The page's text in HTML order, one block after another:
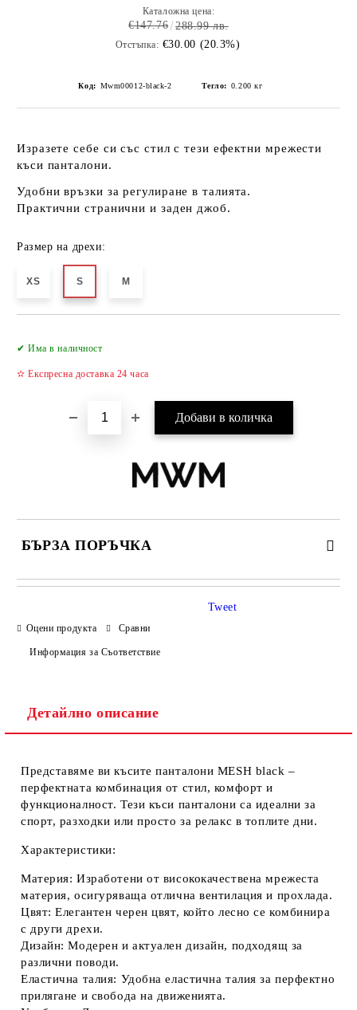
Каталожна цена:
€147.76 288.99 лв.
Отстъпка: €30.00 (20.3%)
Код: Mwm00012-black-2 Тегло: 0.200 кг
Изразете себе си със стил с тези ефектни мрежести
къси панталони.
Удобнивръзки за регулиране в талията.
Практичнистранични и заден джоб.
Размер на дрехи:
XS S M
✔ Има в наличност
✫ Експресна доставка 24 часа
БЪРЗА ПОРЪЧКА
САМО ПОПЪЛНЕТЕ 2 ПОЛЕТА
Оцени продукта Сравни
Информация за Съответствие
Tweet
Детайлно описание
Представяме ви късите панталони MESH black –
перфектната комбинация от стил, комфорт и
функционалност. Тези къси панталони са идеални за
спорт, разходки или просто за релакс в топлите дни.
Характеристики:
Материя: Изработени от висококачествена мрежеста
материя, осигуряваща отлична вентилация и прохлада.
Цвят: Елегантен черен цвят, който лесно се комбинира
с други дрехи.
Дизайн: Модерен и актуален дизайн, подходящ за
различни поводи.
Еластична талия: Удобна еластична талия за перфектно
прилягане и свобода на движенията.